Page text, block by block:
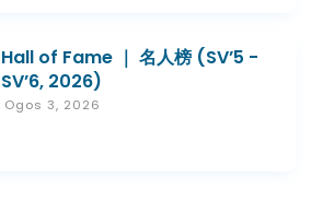
Hall of Fame ｜ 名人榜 (SV’5 -
SV’6, 2026)
Ogos 3, 2026